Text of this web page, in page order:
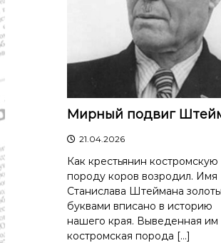
Мирный подвиг
21.04.2026
Как крестьянин костромскую
породу коров возродил. Имя
Станислава Штеймана
буквами вписано в историю
нашего края. Выведенная им
костромская порода […]